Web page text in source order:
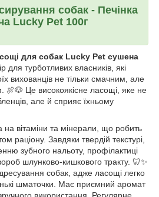
собак - Печінка
Lucky Pet 100г
для собак Lucky Pet сушена
для турботливих власників, які
вихованців не тільки смачним, але
🍖🐶 Це високоякісне ласощі, яке не
але й сприяє їхньому
на вітаміни та мінерали, що робить
раціону. Завдяки твердій текстурі,
зубного нальоту, профілактиці
шлунково-кишкового тракту. 🦷✨
собак, адже ласощі легко
шматочки. Має приємний аромат